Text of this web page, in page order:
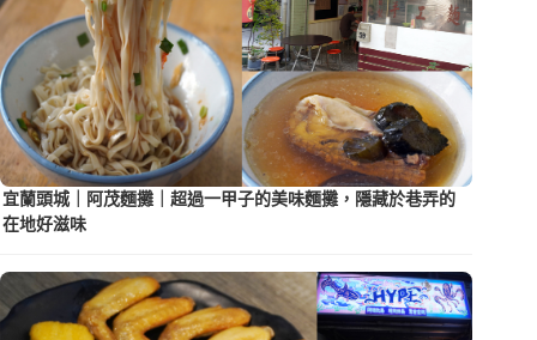
宜蘭頭城｜阿茂麵攤｜超過一甲子的美味麵攤，隱藏於巷弄的
在地好滋味